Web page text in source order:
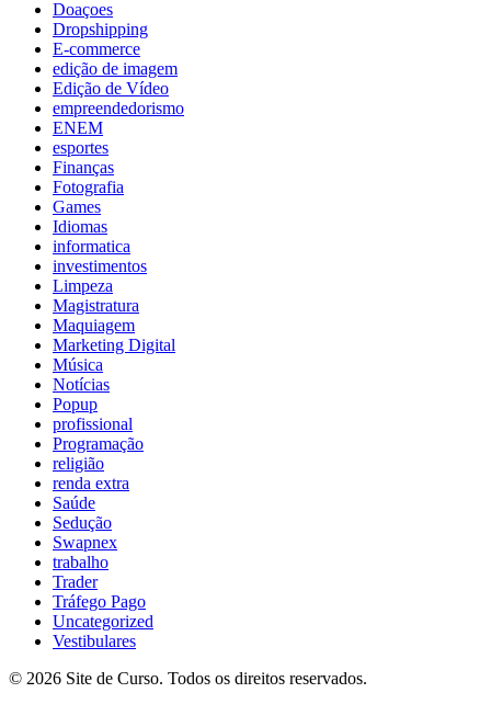
Doaçoes
Dropshipping
E-commerce
edição de imagem
Edição de Vídeo
empreendedorismo
ENEM
esportes
Finanças
Fotografia
Games
Idiomas
informatica
investimentos
Limpeza
Magistratura
Maquiagem
Marketing Digital
Música
Notícias
Popup
profissional
Programação
religião
renda extra
Saúde
Sedução
Swapnex
trabalho
Trader
Tráfego Pago
Uncategorized
Vestibulares
© 2026 Site de Curso. Todos os direitos reservados.